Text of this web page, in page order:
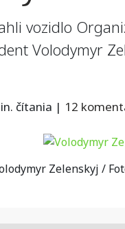
vozidlo
Volodymyr
čítania | 12
Zelenskyj /